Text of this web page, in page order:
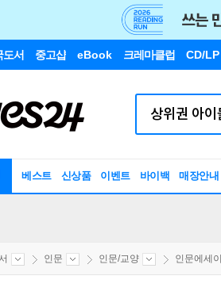
도서 중고샵 eBook 크레마클럽 CD/LP
베스트 신상품 이벤트 바이백 매장안내
인문 인문/교양 인문에세이